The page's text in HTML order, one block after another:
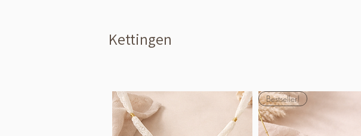
Kettingen
Bestseller!